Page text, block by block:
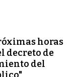
horas
decreto de
del